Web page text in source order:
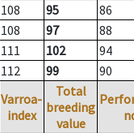
108 95
86
108 97
88
111 102
94
112 99 90
Varroa-
index
Total
breeding
value